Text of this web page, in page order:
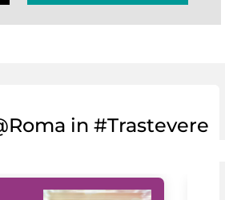
in #Trastevere